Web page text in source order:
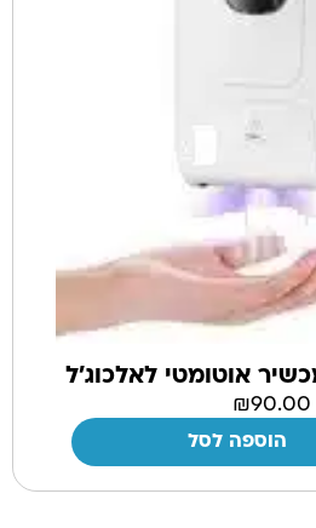
אוטומטי לאלכוג'ל
₪90.00
הוספה לסל